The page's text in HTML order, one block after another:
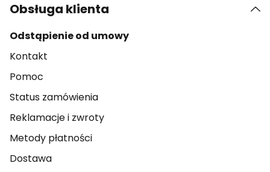
Obsługa klienta
Odstąpienie od umowy
Kontakt
Pomoc
Status zamówienia
Reklamacje i zwroty
Metody płatności
Dostawa